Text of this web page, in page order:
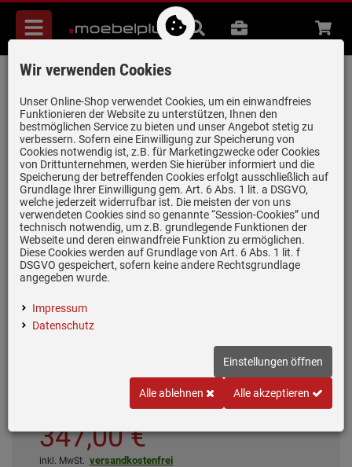
Menü
Suche
B2B Beratung
Berbel BMK-L 125 Mauerkasten
luftgesteuert Edelstahl
Artikel-Nummer:19959030 | Herstellernummer: 1001333 |
EAN:4060854202742
nur noch 4 Stück verfügbar!
Einloggen und Bewertung schreiben
Für Rohr Ø 123 mm innen geeignet
347,00 €
inkl. MwSt. versandkostenfrei
Wir verwenden Cookies
Unser Online-Shop verwendet Cookies, um ein einwandfreies
Funktionieren der Website zu unterstützen, Ihnen den
bestmöglichen Service zu bieten und unser Angebot stetig zu
verbessern. Sofern eine Einwilligung zur Speicherung von
Cookies notwendig ist, z.B. für Marketingzwecke oder Cookies
von Drittunternehmen, werden Sie hierüber informiert und die
Speicherung der betreffenden Cookies erfolgt ausschließlich auf
Grundlage Ihrer Einwilligung gem. Art. 6 Abs. 1 lit. a DSGVO,
welche jederzeit widerrufbar ist. Die meisten der von uns
verwendeten Cookies sind so genannte “Session-Cookies” und
technisch notwendig, um z.B. grundlegende Funktionen der
Webseite und deren einwandfreie Funktion zu ermöglichen.
Diese Cookies werden auf Grundlage von Art. 6 Abs. 1 lit. f
DSGVO gespeichert, sofern keine andere Rechtsgrundlage
angegeben wurde.
Impressum
Datenschutz
Einstellungen öffnen
Alle ablehnen Alle akzeptieren